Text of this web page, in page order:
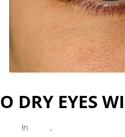
DRY EYES
In ,